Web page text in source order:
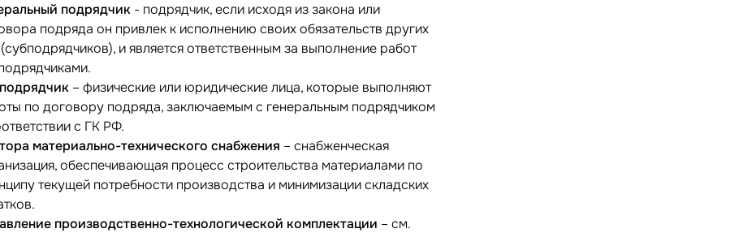
подрядчик - подрядчик, если исходя из закона или
подряда он привлек к исполнению своих обязательств других
и является ответственным за выполнение работ
– физические или юридические лица, которые выполняют
по договору подряда, заключаемым с генеральным подрядчиком
с ГК РФ.
материально-технического снабжения – снабженческая
обеспечивающая процесс строительства материалами по
текущей потребности производства и минимизации складских
производственно-технологической комплектации – см.